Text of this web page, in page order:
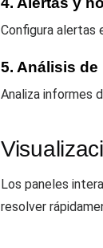
Configura alertas
5. Análisis
Analiza informes
Los paneles
resolver